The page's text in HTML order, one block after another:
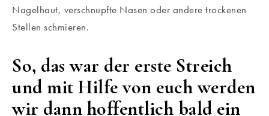
Nagelhaut, verschnupfte Nasen oder andere trockenen
Stellen schmieren.
So, das war der erste Streich
und mit Hilfe von euch werden
wir dann hoffentlich bald ein